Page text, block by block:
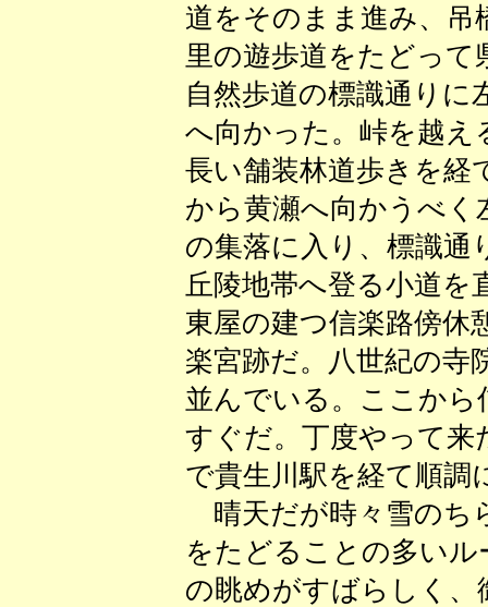
道をそのまま進み、吊
里の遊歩道をたどって
自然歩道の標識通りに
へ向かった。峠を越え
長い舗装林道歩きを経
から黄瀬へ向かうべく
の集落に入り、標識通
丘陵地帯へ登る小道を
東屋の建つ信楽路傍休
楽宮跡だ。八世紀の寺
並んでいる。ここから
すぐだ。丁度やって来
で貴生川駅を経て順調
晴天だが時々雪のち
をたどることの多い
の眺めがすばらしく、